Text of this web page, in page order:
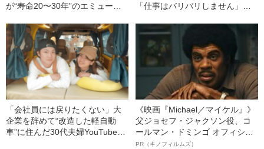
が“寿命20〜30年”のエミューと
「仕事はバリバリしません」小
「会社員には戻りたくない」大
企業を辞めて“改造した軽自動
車”に住んだ30代夫婦YouTuber
《映画『Michael／マイケル』》
父ジョセフ・ジャクソン役、コ
ールマン・ドミンゴ オフィシャ
ルインタビュー“観客を魅了した
PR（キノフィルムズ）